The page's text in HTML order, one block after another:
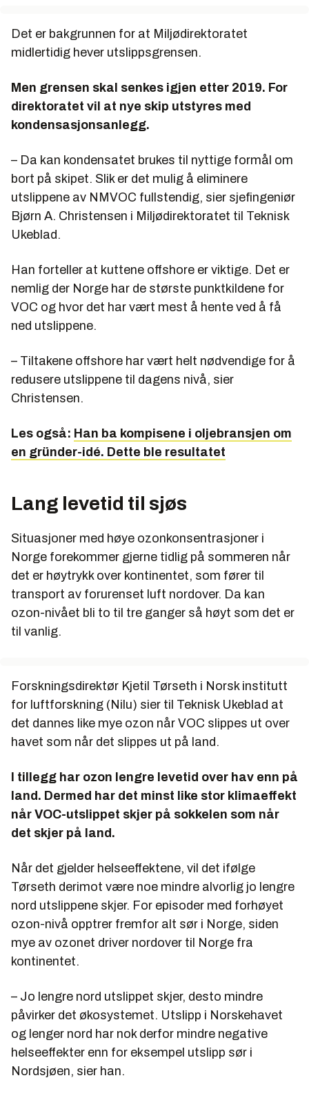
Det er bakgrunnen for at Miljødirektoratet
midlertidig hever utslippsgrensen.
Men grensen skal senkes igjen etter 2019. For
direktoratet vil at nye skip utstyres med
kondensasjonsanlegg.
– Da kan kondensatet brukes til nyttige formål om
bort på skipet. Slik er det mulig å eliminere
utslippene av NMVOC fullstendig, sier sjefingeniør
Bjørn A. Christensen i Miljødirektoratet til Teknisk
Ukeblad.
Han forteller at kuttene offshore er viktige. Det er
nemlig der Norge har de største punktkildene for
VOC og hvor det har vært mest å hente ved å få
ned utslippene.
– Tiltakene offshore har vært helt nødvendige for å
redusere utslippene til dagens nivå, sier
Christensen.
Les også: Han ba kompisene i oljebransjen om
en gründer-idé. Dette ble resultatet
Lang levetid til sjøs
Situasjoner med høye ozonkonsentrasjoner i
Norge forekommer gjerne tidlig på sommeren når
det er høytrykk over kontinentet, som fører til
transport av forurenset luft nordover. Da kan
ozon-nivået bli to til tre ganger så høyt som det er
til vanlig.
Forskningsdirektør Kjetil Tørseth i Norsk institutt
for luftforskning (Nilu) sier til Teknisk Ukeblad at
det dannes like mye ozon når VOC slippes ut over
havet som når det slippes ut på land.
I tillegg har ozon lengre levetid over hav enn på
land. Dermed har det minst like stor klimaeffekt
når VOC-utslippet skjer på sokkelen som når
det skjer på land.
Når det gjelder helseeffektene, vil det ifølge
Tørseth derimot være noe mindre alvorlig jo lengre
nord utslippene skjer. For episoder med forhøyet
ozon-nivå opptrer fremfor alt sør i Norge, siden
mye av ozonet driver nordover til Norge fra
kontinentet.
– Jo lengre nord utslippet skjer, desto mindre
påvirker det økosystemet. Utslipp i Norskehavet
og lenger nord har nok derfor mindre negative
helseeffekter enn for eksempel utslipp sør i
Nordsjøen, sier han.